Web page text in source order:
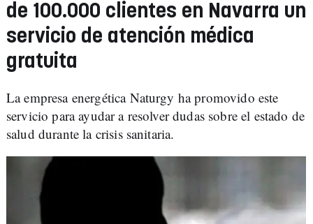
de 100.000 clientes en Navarra un
servicio de atención médica
gratuita
La empresa energética Naturgy ha promovido este
servicio para ayudar a resolver dudas sobre el estado de
salud durante la crisis sanitaria.